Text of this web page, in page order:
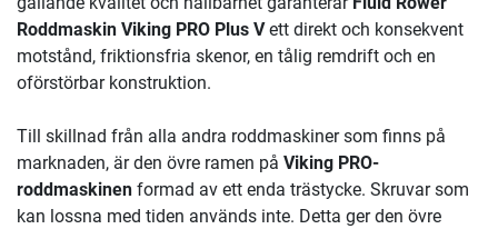
Roddmaskin Viking PRO Plus Vett direkt och konsekvent
motstånd, friktionsfria skenor, en tålig remdrift och en
oförstörbar konstruktion.
Till skillnad från alla andra roddmaskiner som finns på
marknaden, är den övre ramen på Viking PRO-
roddmaskinen formad av ett enda trästycke. Skruvar som
kan lossna med tiden används inte. Detta ger den övre